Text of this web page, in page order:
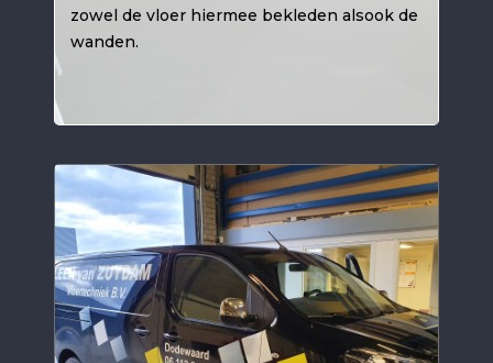
zowel de vloer hiermee bekleden alsook de
wanden.